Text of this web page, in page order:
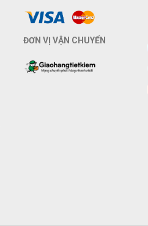
ĐƠN VỊ VẬN CHUYỂN